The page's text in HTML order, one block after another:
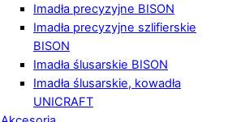
Imadła precyzyjne BISON
Imadła precyzyjne szlifierskie
BISON
Imadła ślusarskie BISON
Imadła ślusarskie, kowadła
UNICRAFT